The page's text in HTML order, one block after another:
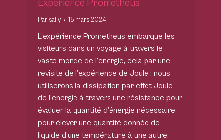
Expérience Prometheus
Par sally 15 mars 2024
L’expérience Prometheus embarque les
visiteurs dans un voyage à travers le
vaste monde de l’energie, cela par une
revisite de l’expérience de Joule : nous
utiliserons la dissipation par effet Joule
de l’energie à travers une résistance pour
évaluer la quantité d’énergie nécessaire
pour élever une quantité donnée de
liquide d’une température à une autre.